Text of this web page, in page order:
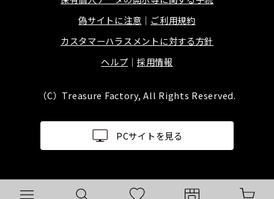
偽サイトに注意
ご利用規約
カスタマーハラスメントに対する方針
ヘルプ
採用情報
（C）Treasure Factory, All Rights Reserved.
PCサイトを見る